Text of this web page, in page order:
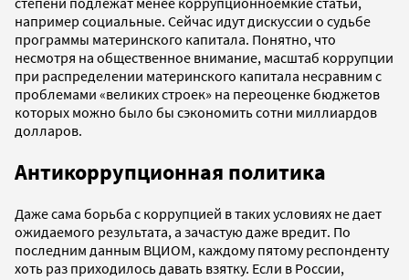
например социальные. Сейчас идут дискуссии о судьбе
программы материнского капитала. Понятно, что
несмотря на общественное внимание, масштаб коррупции
при распределении материнского капитала несравним с
проблемами «великих строек» на переоценке бюджетов
которых можно было бы сэкономить сотни миллиардов
долларов.
Антикоррупционная политика
Даже сама борьба с коррупцией в таких условиях не дает
ожидаемого результата, а зачастую даже вредит. По
последним данным ВЦИОМ, каждому пятому респонденту
хоть раз приходилось давать взятку. Если в России,